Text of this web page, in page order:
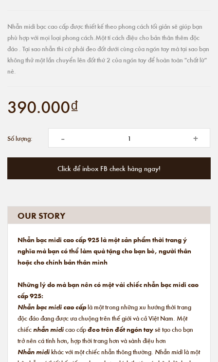
Nhẫn midi bạc cao cấp được thiết kế theo phong cách tối giản sẽ giúp bạn
phù hợp với mọi loại phong cách.Một tí cách điệu cho bản thân thêm độc
đáo . Tại sao nhẫn thì cứ phải đeo đốt dưới cùng của ngón tay mà tại sao bạn
không thử một lần chuyển lên đốt thứ 2 của ngón tay để hoàn toàn "chất lừ"
nè.
390.000₫
Số lượng: - +
Click để inbox FB check hàng ngay!
OUR STORY
Nhẫn bạc midi cao cấp 925 là một sản phẩm thời trang ý
nghĩa mà bạn có thể làm quà tặng cho bạn bè, người thân
hoặc cho chính bản thân mình
Những lý do mà bạn nên có một vài chiếc nhẫn bạc midi cao
cấp 925:
Nhẫn bạc midi cao cấplà một trong những xu hướng thời trang
độc đáo đang được ưa chuộng trên thế giới và cả Việt Nam. Một
chiếcnhẫn midicao cấpđeo trên đốt ngón taysẽ tạo cho bạn
trở nên cá tính hơn, hợp thời trang hơn và sành điệu hơn
Nhẫn midikhác với một chiếc nhẫn thông thường. Nhẫn midilà một